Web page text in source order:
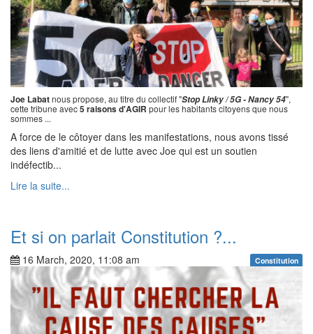
Joe Labatnous propose, au titre du collectif "Stop Linky / 5G - Nancy 54",
cette tribune avec5 raisons d'AGIR pour les habitants citoyens que nous
sommes ...
A force de le côtoyer dans les manifestations, nous avons tissé
des liens d'amitié et de lutte avec Joe qui est un soutien
indéfectib...
Lire la suite...
Et si on parlait Constitution ?...
16 March, 2020, 11:08 am Constitution